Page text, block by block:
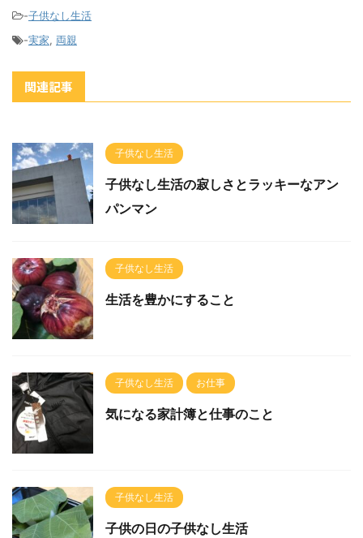
-子供なし生活
-実家, 両親
関連記事
子供なし生活
子供なし生活の寂しさとラッキーなアン
パンマン
子供なし生活
生活を豊かにすること
子供なし生活 お仕事
気になる家計簿と仕事のこと
子供なし生活
子供の日の子供なし生活